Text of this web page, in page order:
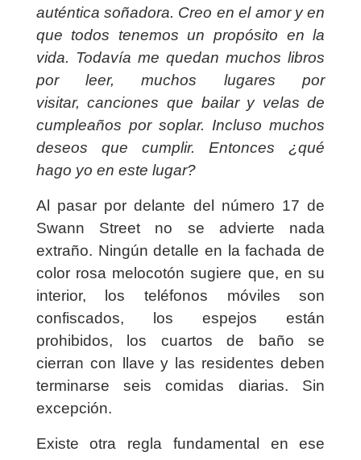
auténtica soñadora. Creo en el amor y en
que todos tenemos un propósito en la
vida. Todavía me quedan muchos libros
por leer, muchos lugares por
visitar,canciones que bailar y velas de
cumpleaños por soplar. Incluso muchos
deseos que cumplir.Entonces ¿qué
hago yo en este lugar?
Al pasar por delante del número 17 de
Swann Street no se advierte nada
extraño. Ningún detalle en la fachada de
color rosa melocotón sugiere que, en su
interior, los teléfonos móviles son
confiscados, los espejos están
prohibidos, los cuartos de baño se
cierran con llave y las residentes deben
terminarse seis comidas diarias. Sin
excepción.
Existe otra regla fundamental en ese